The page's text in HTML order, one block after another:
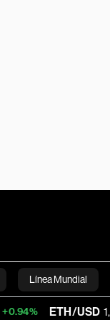
Línea Mundial
Bloomberg
ETH/USD 1,916.898